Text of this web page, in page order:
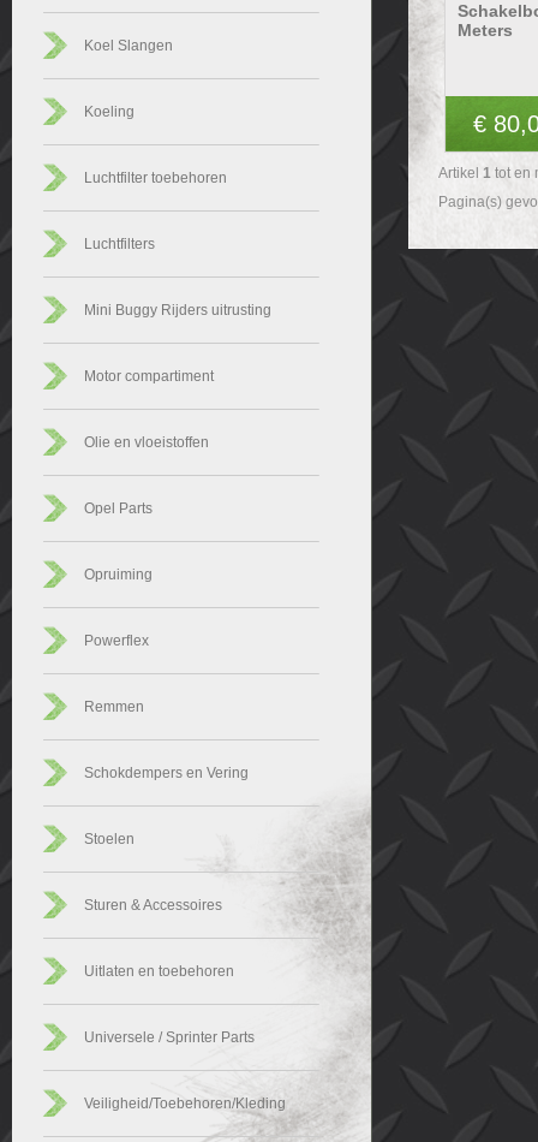
Koel Slangen
Koeling
Luchtfilter toebehoren
Luchtfilters
Mini Buggy Rijders uitrusting
Motor compartiment
Olie en vloeistoffen
Opel Parts
Opruiming
Powerflex
Remmen
Schokdempers en Vering
Stoelen
Sturen & Accessoires
Uitlaten en toebehoren
Universele / Sprinter Parts
Veiligheid/Toebehoren/Kleding
Meters
€
Artikel 1 tot en
Pagina(s)